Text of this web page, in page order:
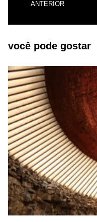
ANTERIOR
você pode gostar